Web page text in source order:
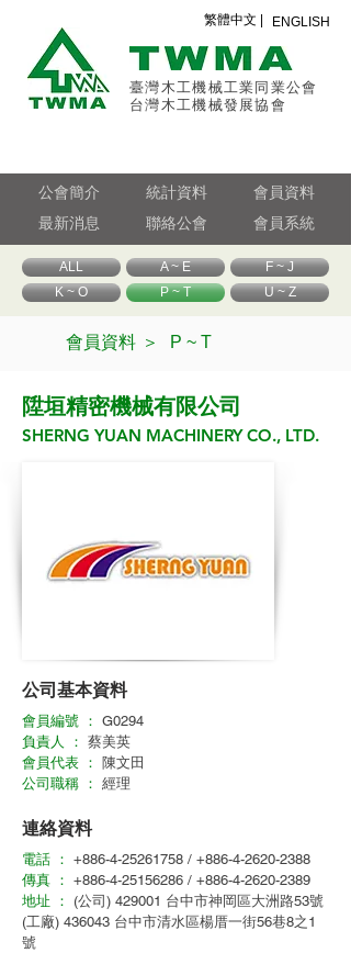
臺灣木工機械工業同業公會
台灣木工機械發展協會
繁體中文 | ENGLISH
公會簡介
最新消息
統計資料
聯絡公會
會員資料
會員系統
ALL A ~ E
F ~ J
K ~ O
P ~ T U ~ Z
會員資料 ＞ P ~ T
陞垣精密機械有限公司
SHERNG YUAN MACHINERY CO., LTD.
公司基本資料
會員編號 ： G0294
負責人 ： 蔡美英
會員代表 ：
陳文田
公司職稱 ： 經理
連絡資料
電話 ： +886-4-25261758 / +886-4-2620-2388
傳真 ： +886-4-25156286 / +886-4-2620-2389
地址 ： (公司) 429001 台中市神岡區大洲路53號
(工廠) 436043 台中市清水區楊厝一街56巷8之1
號